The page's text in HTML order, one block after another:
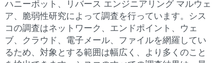
ハニーポット、リバース エンジニアリング マルウェ
ア、脆弱性研究によって調査を行っています。シス
コの調査はネットワーク、エンドポイント、ウェ
ブ、クラウド、電子メール、ファイルを網羅してい
るため、対象とする範囲は幅広く、より多くのこと